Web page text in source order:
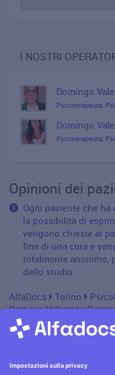
I NOSTRI
Domingo
Psicoterapeuta,
Domingo
Psicoterapeuta,
Opinioni dei
Ogni paziente che
la possibilità di
vengono chieste ai
fine di una cura e
totalmente anonimo,
dello studio.
AlfaDocs Torino
Dott.ssa Valentina